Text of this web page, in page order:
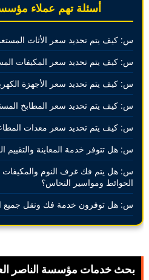
أسئلة تهم عملاء
س: كيف يتم تحديد سعر الأثاث
س: كيف يتم تحديد سعر المكيفات
س: كيف يتم تحديد سعر الأجهزة
س: كيف يتم تحديد سعر المطابخ
س: كيف يتم تحديد سعر معدات
س: هل تتوفر خدمة المعاينة والتقييم
س: هل يتم فك غرف النوم والمكيفات
الحوائط ومواسير النحاس؟
س: هل توفرون خدمة فك ونقل جميع
بحث خدمات مؤسسة الناصر